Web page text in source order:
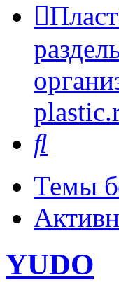
Темы
YUDO